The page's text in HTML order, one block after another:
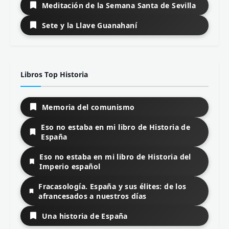
Meditación de la Semana Santa de Sevilla
Sete y la Llave Guanahaní
Libros Top Historia
Memoria del comunismo
Eso no estaba en mi libro de Historia de
España
Eso no estaba en mi libro de Historia del
Imperio español
Fracasología. España y sus élites: de los
afrancesados a nuestros días
Una historia de España